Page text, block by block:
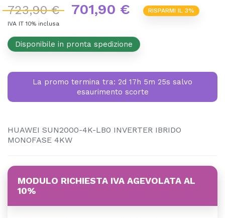
723,90 € 701,90 €
RISPARMI IL 3%
IVA IT 10% inclusa
Disponibile in pronta spedizione
La promo termina tra: 2d 17h 5m 24s salvo
esaurimento scorte
HUAWEI SUN2000-4K-LB0 INVERTER IBRIDO
MONOFASE 4KW
MODULO RICHIESTA IVA AGEVOLATA AL
10%